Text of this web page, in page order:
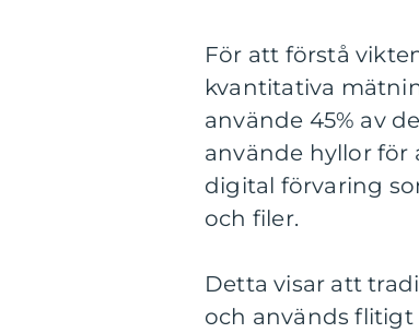
För att förstå
kvantitativa
använde 45% av
använde hyllor för
digital förvaring
och filer.
Detta visar att
och används